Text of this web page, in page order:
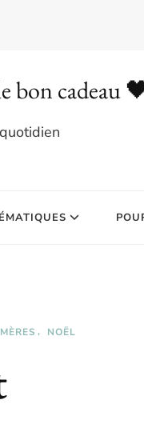
bon cadeau
NOËL